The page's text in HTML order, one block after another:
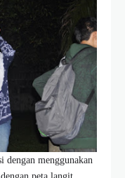
dengan menggunakan